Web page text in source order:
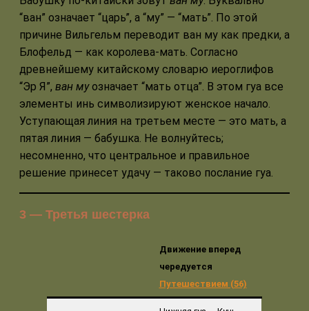
“ван” означает “царь”, а “му” — “мать”. По этой
причине Вильгельм переводит ван му как предки, а
Блофельд — как королева-мать. Согласно
древнейшему китайскому словарю иероглифов
“Эр Я”, ван муозначает “мать отца”. В этом гуа все
элементы инь символизируют женское начало.
Уступающая линия на третьем месте — это мать, а
пятая линия — бабушка. Не волнуйтесь;
несомненно, что центральное и правильное
решение принесет удачу — таково послание гуа.
3 — Третья шестерка
Движение вперед
чередуется
Путешествием (56)